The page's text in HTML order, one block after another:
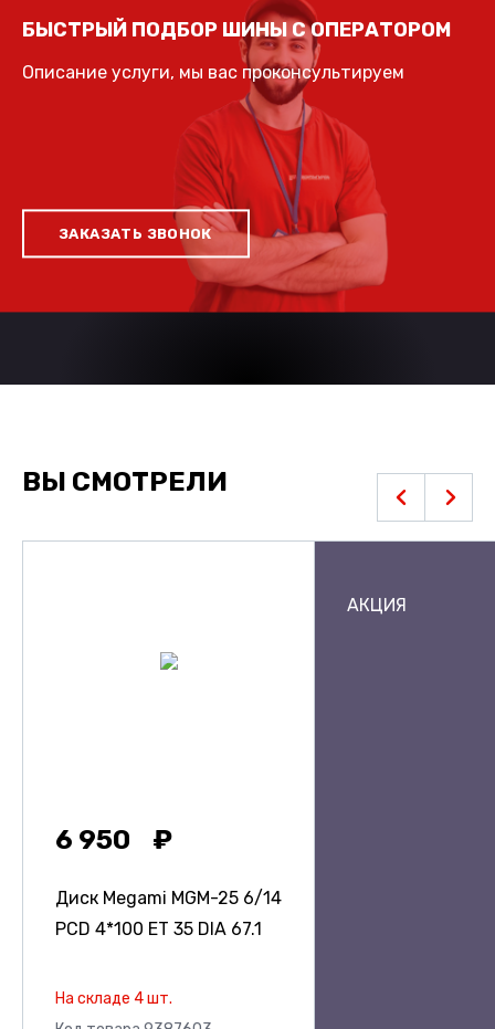
БЫСТРЫЙ ПОДБОР ШИНЫ С ОПЕРАТОРОМ
Описание услуги, мы вас проконсультируем
ЗАКАЗАТЬ ЗВОНОК
ВЫ СМОТРЕЛИ
6 950
Диск Megami MGM-25 6/14
PCD 4*100 ET 35 DIA 67.1
На складе 4 шт.
АКЦИЯ